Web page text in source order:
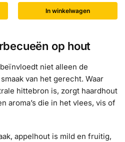
In winkelwagen
op hout
niet alleen de
van het gerecht. Waar
hittebron is, zorgt haardhout
aroma’s die in het vlees, vis of
appelhout is mild en fruitig,